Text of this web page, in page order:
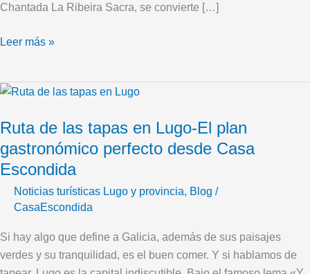
Chantada La Ribeira Sacra, se convierte […]
Leer más »
Ruta de las tapas en Lugo-El plan
gastronómico perfecto desde Casa
Escondida
Noticias turísticas Lugo y provincia, Blog /
CasaEscondida
Si hay algo que define a Galicia, además de sus paisajes
verdes y su tranquilidad, es el buen comer. Y si hablamos de
Ruta
las
tapas
en
gastronómico
perfecto
desde